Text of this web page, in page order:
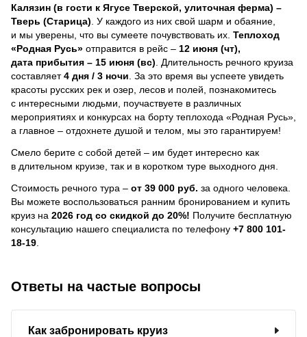
Калязин (в гости к Ягусе Тверской, улиточная ферма) –
Тверь (Старица) . У каждого из них свой шарм и обаяние,
и мы уверены, что вы сумеете почувствовать их. Теплоход
«Родная Русь» отправится в рейс – 12 июня (чт),
дата прибытия – 15 июня (вс) . Длительность речного круиза
составляет4 дня / 3 ночи За это время вы успеете увидеть
красоты русских рек и озер, лесов и полей, познакомитесь
с интересными людьми, поучаствуете в различных
мероприятиях и конкурсах на борту теплохода «Родная Русь»,
а главное – отдохнете душой и телом, мы это гарантируем!
Смело берите с собой детей – им будет интересно как
в длительном круизе, так и в коротком туре выходного дня.
Стоимость речного тура – от 39 000 руб. за одного человека.
Вы можете воспользоваться ранним бронированием и купить
круиз на 2026 год со скидкой до 20%! Получите бесплатную
консультацию нашего специалиста по телефону +7 800 101-
18-19
Ответы на частые вопросы
Как забронировать круиз